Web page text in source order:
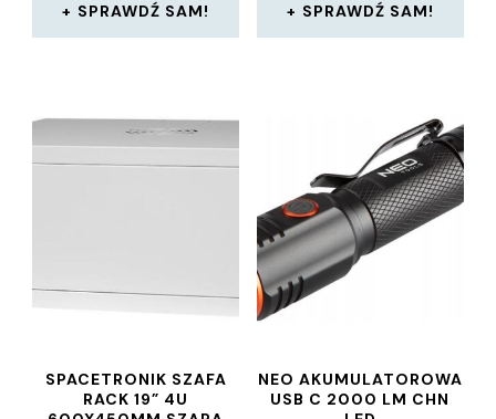
SPRAWDŹ SAM! SPRAWDŹ SAM!
SPACETRONIK SZAFA
RACK 19” 4U
NEO AKUMULATOROWA
USB C 2000 LM CHN